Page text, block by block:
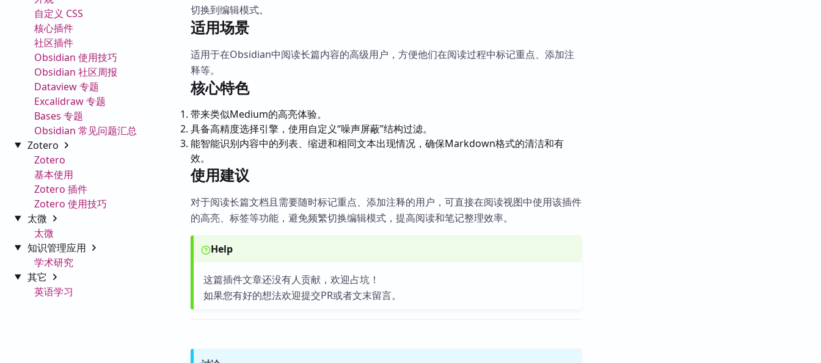
自定义 CSS
核心插件
社区插件
Obsidian 使用技巧
Obsidian 社区周报
Dataview 专题
Excalidraw 专题
Bases 专题
Obsidian 常见问题汇总
Zotero
Zotero
基本使用
Zotero 插件
Zotero 使用技巧
太微
太微
知识管理应用
学术研究
其它
英语学习
切换到编辑模式。
适用场景
适用于在Obsidian中阅读长篇内容的高级用户，方便他们在阅读过程中标记重点、添加注
释等。
核心特色
带来类似Medium的高亮体验。
具备高精度选择引擎，使用自定义“噪声屏蔽”结构过滤。
能智能识别内容中的列表、缩进和相同文本出现情况，确保Markdown格式的清洁和有
效。
使用建议
对于阅读长篇文档且需要随时标记重点、添加注释的用户，可直接在阅读视图中使用该插件
的高亮、标签等功能，避免频繁切换编辑模式，提高阅读和笔记整理效率。
Help
这篇插件文章还没有人贡献，欢迎占坑！
如果您有好的想法欢迎提交PR或者文末留言。